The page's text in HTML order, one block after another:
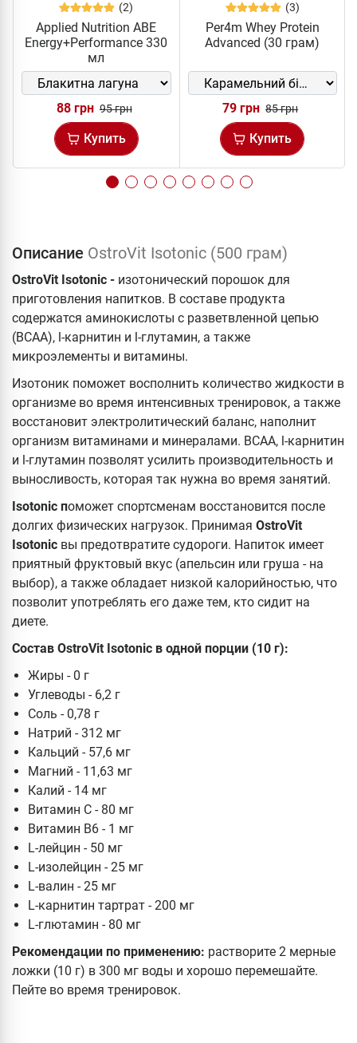
(2)
Applied Nutrition ABE
Energy+Performance 330
мл
88 грн 95 грн
Купить
(3)
Per4m Whey Protein
Advanced (30 грам)
79 грн 85 грн
Купить
Описание OstroVit Isotonic (500 грам)
OstroVit Isotonic - изотонический порошок для
приготовления напитков. В составе продукта
содержатся аминокислоты с разветвленной цепью
(BCAA), l-карнитин и l-глутамин, а также
микроэлементы и витамины.
Изотоник поможет восполнить количество жидкости в
организме во время интенсивных тренировок, а также
восстановит электролитический баланс, наполнит
организм витаминами и минералами. BCAA, l-карнитин
и l-глутамин позволят усилить производительность и
выносливость, которая так нужна во время занятий.
Isotonic поможет спортсменам восстановится после
долгих физических нагрузок. Принимая OstroVit
Isotonic вы предотвратите судороги. Напиток имеет
приятный фруктовый вкус (апельсин или груша - на
выбор), а также обладает низкой калорийностью, что
позволит употреблять его даже тем, кто сидит на
диете.
Состав OstroVit Isotonic в одной порции (10 г):
Жиры - 0 г
Углеводы - 6,2 г
Соль - 0,78 г
Натрий - 312 мг
Кальций - 57,6 мг
Магний - 11,63 мг
Калий - 14 мг
Витамин С - 80 мг
Витамин В6 - 1 мг
L-лейцин - 50 мг
L-изолейцин - 25 мг
L-валин - 25 мг
L-карнитин тартрат - 200 мг
L-глютамин - 80 мг
Рекомендации по применению: растворите 2 мерные
ложки (10 г) в 300 мг воды и хорошо перемешайте.
Пейте во время тренировок.